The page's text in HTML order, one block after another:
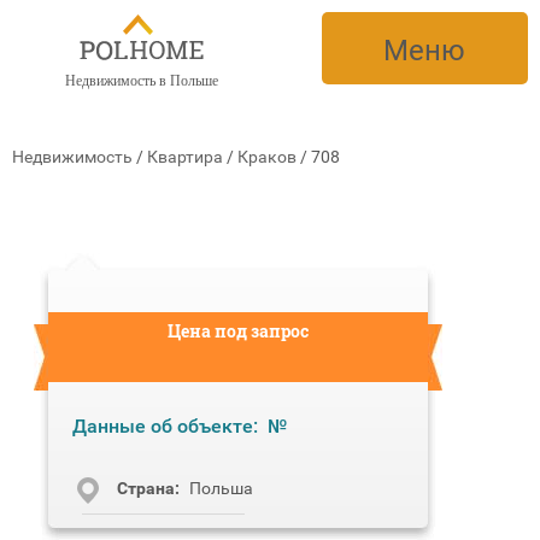
Недвижимость в Польше
Меню
Недвижимость / Квартира / Краков /708
Цена под запрос
Данные об объекте: №
Cтрана: Польша